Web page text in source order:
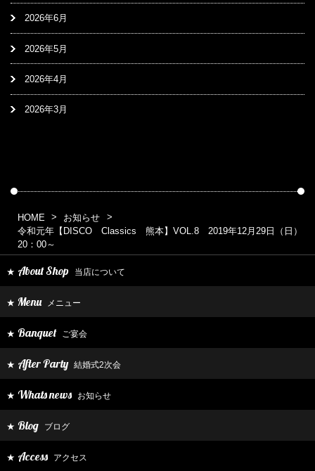
2026年6月
2026年5月
2026年4月
2026年3月
HOME
お知らせ
令和元年【DISCO Classics 熊本】VOL.8 2019年12月29日（日）
20：00～
★ About Shop 当店について
★ Menu メニュー
★ Banquet ご宴会
★ After Party 結婚式2次会
★ Whats news お知らせ
★ Blog ブログ
★ Access アクセス